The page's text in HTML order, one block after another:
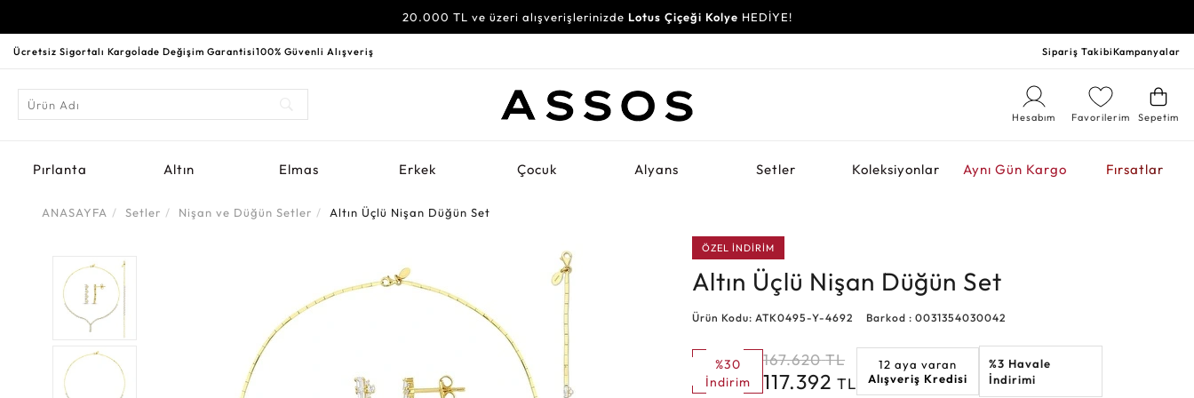
20.000 TL ve üzeri alışverişlerinizde Lotus Çiçeği Kolye HEDİYE!
Ücretsiz Sigortalı Kargoİade Değişim Garantisi100% Güvenli Alışveriş Sipariş TakibiKampanyalar
Sepetim
Favorilerim
Hesabım
Pırlanta Altın Elmas Erkek Çocuk Alyans Setler Koleksiyonlar Aynı Gün Kargo Fırsatlar
ANASAYFA Setler Nişan ve Düğün Setler Altın Üçlü Nişan Düğün Set
ÖZEL İNDİRİM
Altın Üçlü Nişan Düğün Set
Ürün Kodu: ATK0495-Y-4692 Barkod : 0031354030042
%30
İndirim
167.620 TL
117.392TL
12 aya varan
Alışveriş Kredisi
%3 Havale
İndirimi